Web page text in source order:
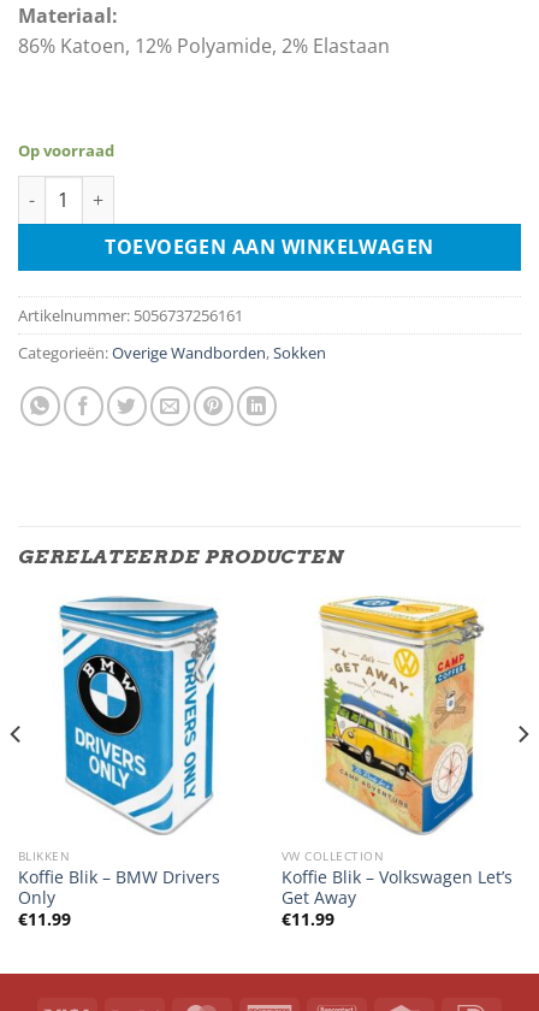
Materiaal:
86% Katoen, 12% Polyamide, 2% Elastaan
Op voorraad
Sokken – The Offspring - maat 40-45 aantal
TOEVOEGEN AAN WINKELWAGEN
Artikelnummer: 5056737256161
Categorieën:Overige Wandborden,Sokken
GERELATEERDE PRODUCTEN
BLIKKEN
Koffie Blik – BMW Drivers
Only
€11.99
VW COLLECTION
Koffie Blik – Volkswagen Let’s
Get Away
€11.99